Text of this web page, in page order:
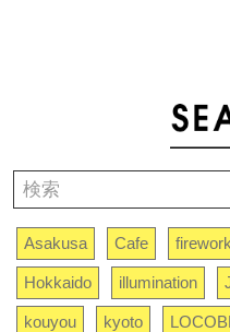
Asakusa Cafe
Hokkaido illumination
kouyou kyoto